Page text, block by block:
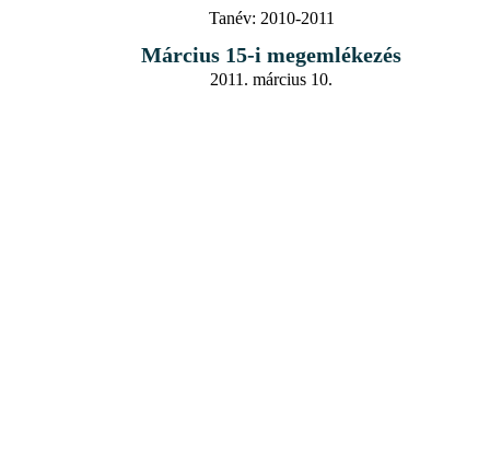
Tanév: 2010-2011
Március 15-i megemlékezés
2011. március 10.